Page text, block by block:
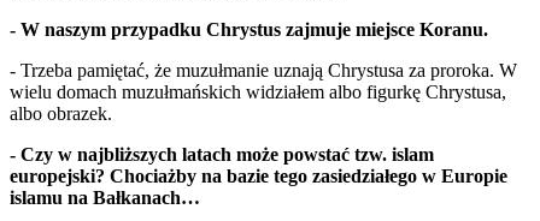
- W naszym przypadku Chrystus zajmuje miejsce Koranu.
- Trzeba pamiętać, że muzułmanie uznają Chrystusa za proroka. W
wielu domach muzułmańskich widziałem albo figurkę Chrystusa,
albo obrazek.
- Czy w najbliższych latach może powstać tzw. islam
europejski? Chociażby na bazie tego zasiedziałego w Europie
islamu na Bałkanach…